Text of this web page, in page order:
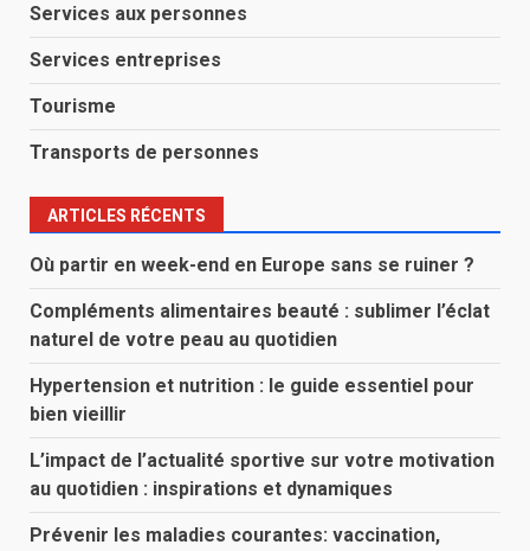
Services aux personnes
Services entreprises
Tourisme
Transports de personnes
ARTICLES RÉCENTS
Où partir en week-end en Europe sans se ruiner ?
Compléments alimentaires beauté : sublimer l’éclat
naturel de votre peau au quotidien
Hypertension et nutrition : le guide essentiel pour
bien vieillir
L’impact de l’actualité sportive sur votre motivation
au quotidien : inspirations et dynamiques
Prévenir les maladies courantes: vaccination,